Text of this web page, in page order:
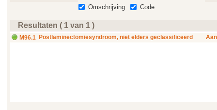
Omschrijving Code
Resultaten ( 1 van 1 )
M96.1 Postlaminectomiesyndroom, niet elders geclassificeerd